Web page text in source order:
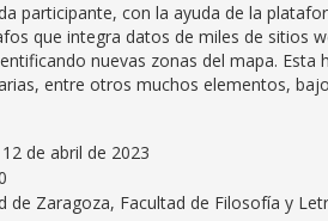
participante, con la ayuda de la
que integra datos de miles de sitios
nuevas zonas del mapa.
entre otros muchos elementos,
de abril de 2023
de Zaragoza, Facultad de Filosofía y